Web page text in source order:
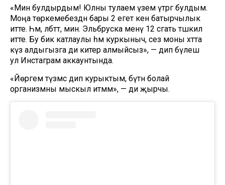
«Мин булдырдым! Юлны тулаем үзем үтәргә булдым.
Моңа төркемебездән бары 2 егет кенә батырчылык
итте. Һәм, әлбәттә, мин. Эльбруска менү 12 сәгать тәшкил
итте. Бу бик катлаулы һәм куркыныч, сез моны хәтта
күз алдыгызга ди китерә алмыйсыз», — дип бүлешә
ул Инстаграм аккаунтында.
«Йөрәгем түзмәс дип курыктым, бүтән болай
организмны мыскыл итмәм», — ди җырчы.